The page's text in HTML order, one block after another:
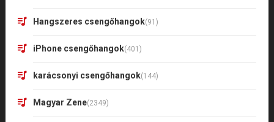
Hangszeres csengőhangok(91)
iPhone csengőhangok(401)
karácsonyi csengőhangok(144)
Magyar Zene(2349)